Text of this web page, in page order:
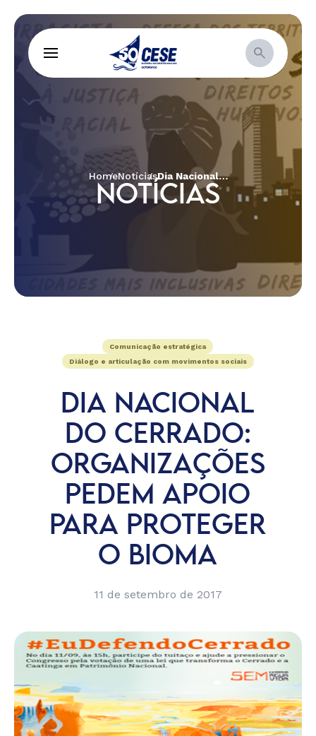
HomeNotícias Dia Nacional do Cerrado: organizações pedem apoio para proteger o bioma
NOTÍCIAS
Comunicação estratégica
Diálogo e articulação com movimentos sociais
DIA NACIONAL
DO CERRADO:
ORGANIZAÇÕES
PEDEM APOIO
PARA PROTEGER
O BIOMA
11 de setembro de 2017